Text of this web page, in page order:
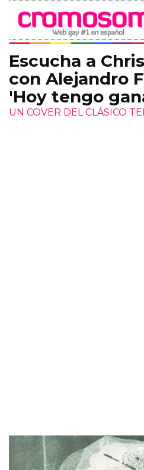
Escucha a
con Alejandro
'Hoy tengo
UN COVER DEL CLÁSICO